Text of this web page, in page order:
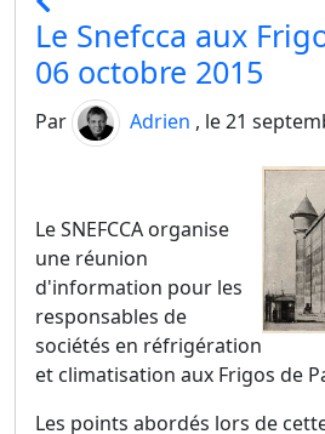
Le Snefcca aux
06 octobre 2015
Par Adrien , le 21
Le SNEFCCA organise
une réunion
d'information pour les
responsables de
sociétés en réfrigération
et climatisation aux Frigos de
Les points abordés lors de